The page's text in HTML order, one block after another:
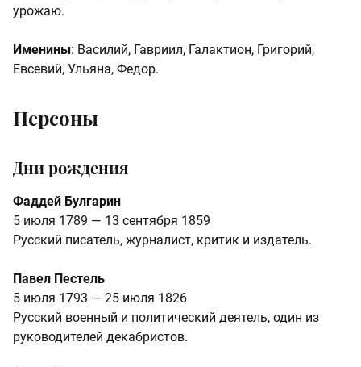
урожаю.
Именины: Василий, Гавриил, Галактион, Григорий,
Евсевий, Ульяна, Федор.
Персоны
Дни рождения
Фаддей Булгарин
5 июля 1789 — 13 сентября 1859
Русский писатель, журналист, критик и издатель.
Павел Пестель
5 июля 1793 — 25 июля 1826
Русский военный и политический деятель, один из
руководителей декабристов.